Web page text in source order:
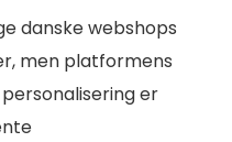
danske webshops
men platformens
er